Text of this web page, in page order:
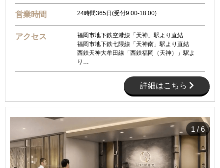
営業時間 24時間365日(受付9:00-18:00)
アクセス
福岡市地下鉄空港線「天神」駅より直結
福岡市地下鉄七隈線「天神南」駅より直結
西鉄天神大牟田線「西鉄福岡（天神）」駅よ
り…
詳細はこちら
1 / 6